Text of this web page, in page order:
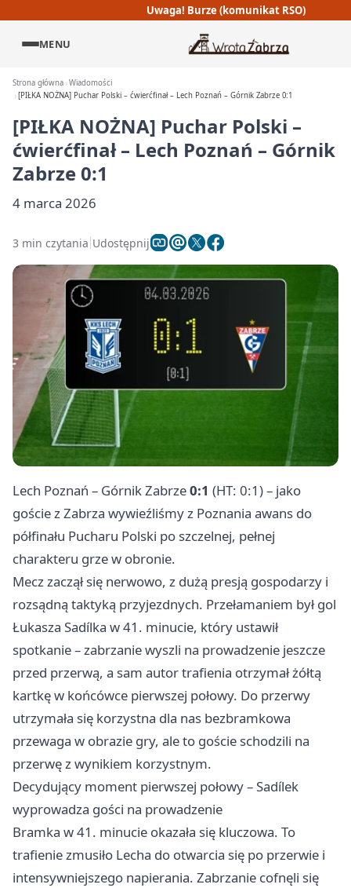
Uwaga! Burze (komunikat RSO)
MENU
Strona główna Wiadomości
[PIŁKA NOŻNA] Puchar Polski – ćwierćfinał – Lech Poznań – Górnik Zabrze 0:1
[PIŁKA NOŻNA] Puchar Polski –
ćwierćfinał – Lech Poznań – Górnik
Zabrze 0:1
4 marca 2026
3 min czytania Udostępnij
Lech Poznań – Górnik Zabrze0:1 (HT: 0:1) – jako
goście z Zabrza wywieźliśmy z Poznania awans do
półfinału Pucharu Polski po szczelnej, pełnej
charakteru grze w obronie.
Mecz zaczął się nerwowo, z dużą presją gospodarzy i
rozsądną taktyką przyjezdnych. Przełamaniem był gol
Łukasza Sadílka w 41. minucie, który ustawił
spotkanie – zabrzanie wyszli na prowadzenie jeszcze
przed przerwą, a sam autor trafienia otrzymał żółtą
kartkę w końcówce pierwszej połowy. Do przerwy
utrzymała się korzystna dla nas bezbramkowa
przewaga w obrazie gry, ale to goście schodzili na
przerwę z wynikiem korzystnym.
Decydujący moment pierwszej połowy – Sadílek
wyprowadza gości na prowadzenie
Bramka w 41. minucie okazała się kluczowa. To
trafienie zmusiło Lecha do otwarcia się po przerwie i
intensywniejszego napierania. Zabrzanie cofnęli się